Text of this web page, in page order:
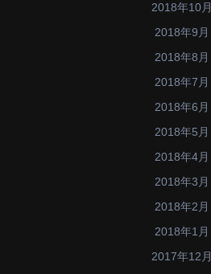
2018年10月
2018年9月
2018年8月
2018年7月
2018年6月
2018年5月
2018年4月
2018年3月
2018年2月
2018年1月
2017年12月